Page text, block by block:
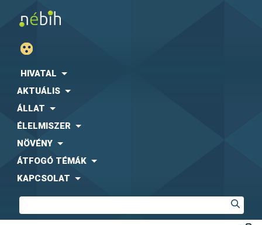
HIVATAL
AKTUÁLIS
ÁLLAT
ÉLELMISZER
NÖVÉNY
ÁTFOGÓ TÉMÁK
KAPCSOLAT